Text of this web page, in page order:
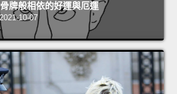
牌般相依的好運與厄運
10-07